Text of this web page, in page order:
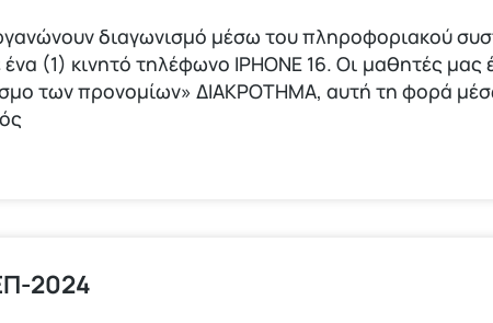
διαγωνισμό μέσω του πληροφοριακού
(1) κινητό τηλέφωνο ΙΡΗΟΝΕ 16. Οι μαθητές μας
των προνομίων» ΔΙΑΚΡΟΤΗΜΑ, αυτή τη φορά
2024